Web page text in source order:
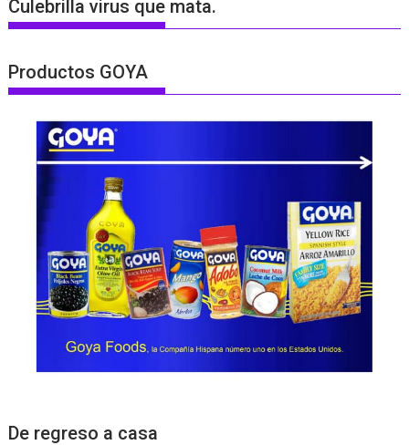
Culebrilla virus que mata.
Productos GOYA
De regreso a casa